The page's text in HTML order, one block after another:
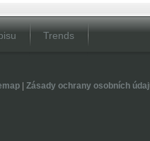
Trends
| Zásady ochrany osobních